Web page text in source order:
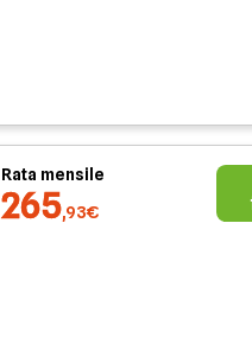
Rata mensile
265,93€